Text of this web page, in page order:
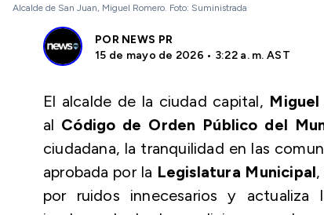
Alcalde de San Juan, Miguel Romero. Foto: Suministrada
POR NEWS PR
15 de mayo de 2026 • 3:22 a. m. AST
El alcalde de la ciudad capital,
al Código de Orden Público del
ciudadana, la tranquilidad en las
aprobada por la Legislatura Municipal
por ruidos innecesarios y